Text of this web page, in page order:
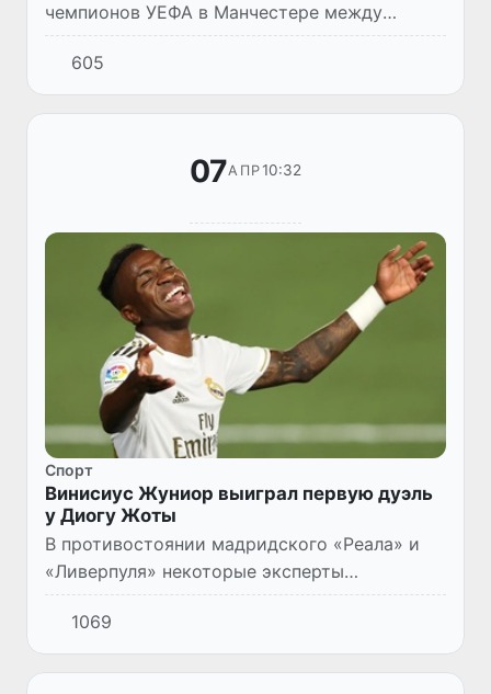
чемпионов УЕФА в Манчестере между
«горожанами» и «Боруссией» из Дортмунда
завершен с минимальной победой хозяев,
при этом российский журналист Бо...
605
07АПР10:32
Спорт
Винисиус Жуниор выиграл первую дуэль
у Диогу Жоты
В противостоянии мадридского «Реала» и
«Ливерпуля» некоторые эксперты
предвкушали увидеть дуэль Карима Бензема
и Мухаммеда Салаха. Однако мне бы
хотелось обратить внимание на молод...
1069